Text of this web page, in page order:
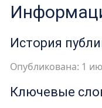
История
Опубликована: 1
Ключевые